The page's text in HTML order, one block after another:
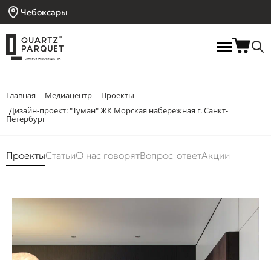
Чебоксары
Главная Медиацентр
Проекты
Дизайн-проект: "Туман" ЖК Морская набережная г. Санкт-
Петербург
ПроектыСтатьиО нас говорятВопрос-ответАкции